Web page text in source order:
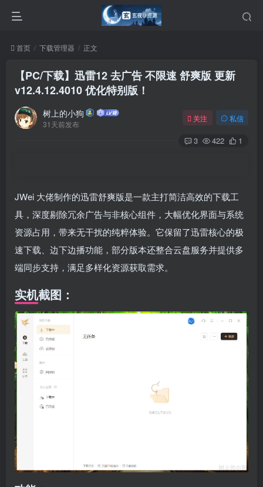
首页 下载管理器 正文
【PC/下载】迅雷12 去广告 不限速 舒爽版 更新
v12.4.12.4010 优化特别版！
树上的小狗
31天前发布
关注 私信
3 422 1
JWei 大佬制作的迅雷舒爽版是一款主打简洁高效的下载工
具，深度剔除冗余广告与非核心组件，大幅优化界面与系统
资源占用，带来无干扰的纯粹体验。它保留了迅雷核心的极
速下载、边下边播功能，部分版本还整合云盘服务并提供多
端同步支持，满足多样化资源获取需求。
实机截图：